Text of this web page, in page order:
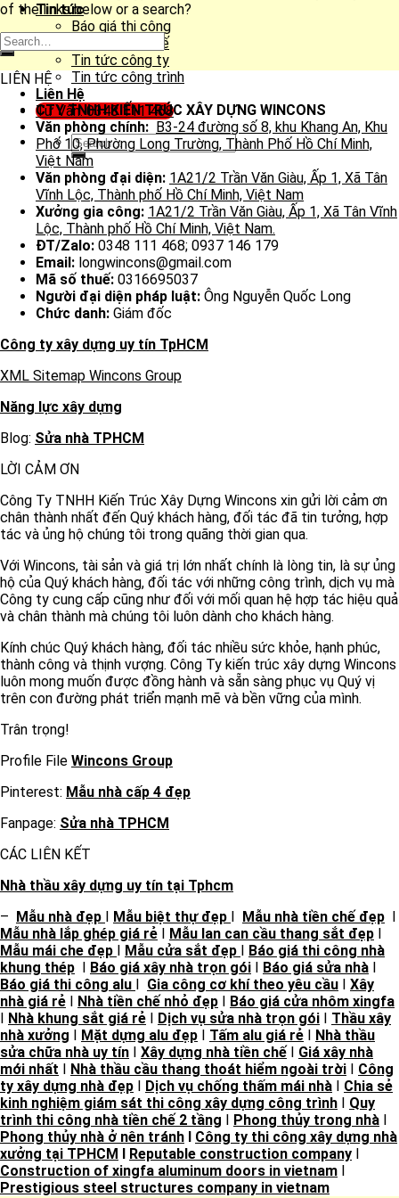
Tin tức
Báo giá thi công
Báo giá thiết kế
Tin tức công ty
Tin tức công trình
Liên Hệ
Tư Vấn: 0348 111 468
of the links below or a search?
LIÊN HỆ
CTY TNHH KIẾN TRÚC XÂY DỰNG WINCONS
Văn phòng chính: B3-24 đường số 8, khu Khang An, Khu
Phố 10, Phường Long Trường, Thành Phố Hồ Chí Minh,
Việt Nam
Văn phòng đại diện: 1A21/2 Trần Văn Giàu, Ấp 1, Xã Tân
Vĩnh Lộc, Thành phố Hồ Chí Minh, Việt Nam
Xưởng gia công: 1A21/2 Trần Văn Giàu, Ấp 1, Xã Tân Vĩnh
Lộc, Thành phố Hồ Chí Minh, Việt Nam.
ĐT/Zalo: 0348 111 468; 0937 146 179
Email: longwincons@gmail.com
Mã số thuế: 0316695037
Người đại diện pháp luật: Ông Nguyễn Quốc Long
Chức danh: Giám đốc
Công ty xây dựng uy tín TpHCM
XML Sitemap Wincons Group
Năng lực xây dựng
Blog: Sửa nhà TPHCM
LỜI CẢM ƠN
Công Ty TNHH Kiến Trúc Xây Dựng Wincons xin gửi lời cảm ơn
chân thành nhất đến Quý khách hàng, đối tác đã tin tưởng, hợp
tác và ủng hộ chúng tôi trong quãng thời gian qua.
Với Wincons, tài sản và giá trị lớn nhất chính là lòng tin, là sự ủng
hộ của Quý khách hàng, đối tác với những công trình, dịch vụ mà
Công ty cung cấp cũng như đối với mối quan hệ hợp tác hiệu quả
và chân thành mà chúng tôi luôn dành cho khách hàng.
Kính chúc Quý khách hàng, đối tác nhiều sức khỏe, hạnh phúc,
thành công và thịnh vượng. Công Ty kiến trúc xây dựng Wincons
luôn mong muốn được đồng hành và sẵn sàng phục vụ Quý vị
trên con đường phát triển mạnh mẽ và bền vững của mình.
Trân trọng!
Profile File Wincons Group
Pinterest: Mẫu nhà cấp 4 đẹp
Fanpage: Sửa nhà TPHCM
CÁC LIÊN KẾT
Nhà thầu xây dựng uy tín tại Tphcm
– Mẫu nhà đẹp I Mẫu biệt thự đẹp I Mẫu nhà tiền chế đẹp I
Mẫu nhà lắp ghép giá rẻ I Mẫu lan can cầu thang sắt đẹp I
Mẫu mái che đẹp I Mẫu cửa sắt đẹp I Báo giá thi công nhà
khung thép I Báo giá xây nhà trọn gói I Báo giá sửa nhà I
Báo giá thi công alu I Gia công cơ khí theo yêu cầu I Xây
nhà giá rẻ I Nhà tiền chế nhỏ đẹp I Báo giá cửa nhôm xingfa
I Nhà khung sắt giá rẻ I Dịch vụ sửa nhà trọn gói I Thầu xây
nhà xưởng I Mặt dựng alu đẹp I Tấm alu giá rẻ I Nhà thầu
sửa chữa nhà uy tín I Xây dựng nhà tiền chế I Giá xây nhà
mới nhất I Nhà thầu cầu thang thoát hiểm ngoài trời I Công
ty xây dựng nhà đẹp I Dịch vụ chống thấm mái nhà I Chia sẻ
kinh nghiệm giám sát thi công xây dựng công trình I Quy
trình thi công nhà tiền chế 2 tầng I Phong thủy trong nhà I
Phong thủy nhà ở nên tránh I Công ty thi công xây dựng nhà
xưởng tại TPHCM I Reputable construction company I
Construction of xingfa aluminum doors in vietnam I
Prestigious steel structures company in vietnam